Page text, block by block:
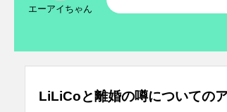
エーアイちゃん
LiLiCoと離婚の噂についての